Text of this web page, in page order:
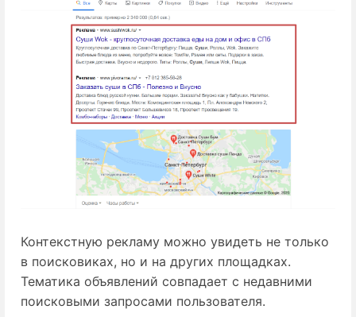
Контекстную рекламу можно увидеть не только
в поисковиках, но и на других площадках.
Тематика объявлений совпадает с недавними
поисковыми запросами пользователя.